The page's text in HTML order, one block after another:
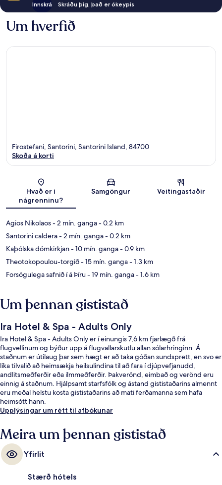
Innskrá Skráðu þig, það er ókeypis
Um hverfið
Kort
Firostefani, Santorini, Santorini Island, 84700
Skoða á korti
Hvað er í
nágrenninu?
Samgöngur Veitingastaðir
Agios Nikolaos- 2 mín. ganga- 0.2 km
Santorini caldera- 2 mín. ganga- 0.2 km
Kaþólska dómkirkjan- 10 mín. ganga- 0.9 km
Theotokopoulou-torgið- 15 mín. ganga- 1.3 km
Forsögulega safnið í á Þíru- 19 mín. ganga- 1.6 km
Um þennan gististað
Ira Hotel & Spa - Adults Only
Ira Hotel & Spa - Adults Only er í einungis 7,6 km fjarlægð frá
flugvellinum og býður upp á flugvallarskutlu allan sólarhringinn. Á
staðnum er útilaug þar sem hægt er að taka góðan sundsprett, en svo er
líka tilvalið að heimsækja heilsulindina til að fara í djúpvefjanudd,
andlitsmeðferðir eða ilmmeðferðir. Þakverönd, eimbað og verönd eru
einnig á staðnum. Hjálpsamt starfsfólk og ástand gististaðarins almennt
eru meðal helstu kosta gististaðarins að mati ferðamanna sem hafa
heimsótt hann.
Upplýsingar um rétt til afbókunar
Meira um þennan gististað
Yfirlit
Stærð hótels